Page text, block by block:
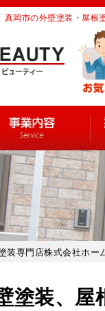
岡市の外壁塗装・屋
装専門店株式会社ホー
塗装、